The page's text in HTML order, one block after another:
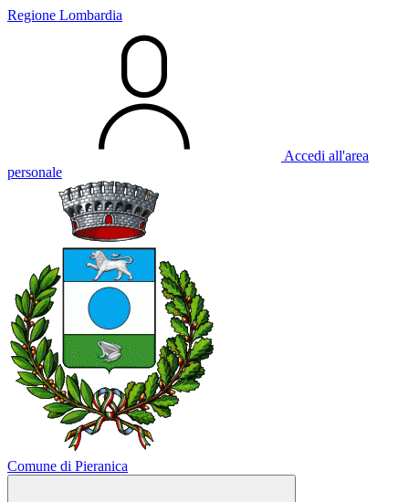
Regione Lombardia
Accedi all'area
personale
Comune di Pieranica